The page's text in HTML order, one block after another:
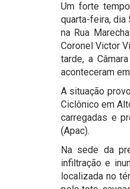
Um forte
quarta-feira, dia
na Rua
Coronel Victor
tarde, a
aconteceram
A situação
Ciclônico em
carregadas e
(Apac).
Na sede da
infiltração e
localizada no